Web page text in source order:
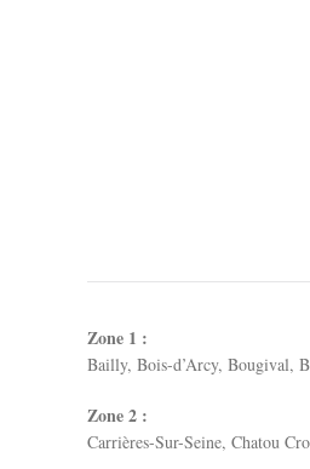
Zone 1 :
Bailly, Bois-d’Arcy, Bougival,
Zone 2 :
Carrières-Sur-Seine, Chatou